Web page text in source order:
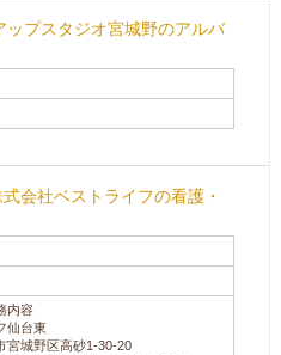
プスタジオ宮城野のアルバ
会社ベストライフの看護・
内容
仙台東
城野区高砂1-30-20